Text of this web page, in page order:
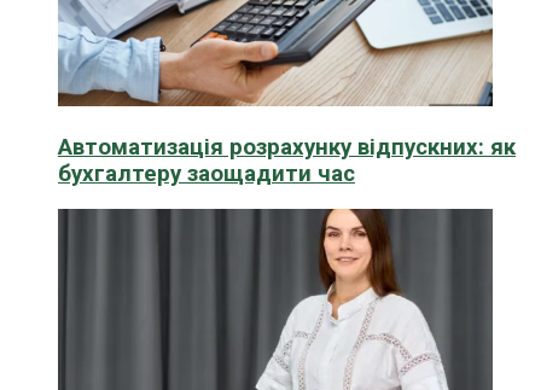
Автоматизація розрахунку відпускних: як
бухгалтеру заощадити час